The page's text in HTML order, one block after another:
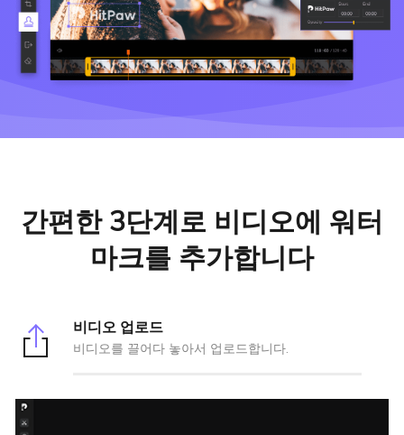
간편한 3단계로 비디오에 워터
마크를 추가합니다
비디오 업로드
비디오를 끌어다 놓아서 업로드합니다.